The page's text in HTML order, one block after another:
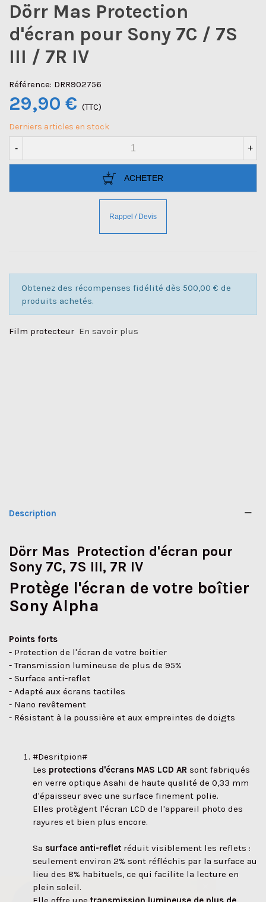
Dörr Mas Protection
d'écran pour Sony 7C / 7S
III / 7R IV
Référence: DRR902756
29,90 € (TTC)
Derniers articles en stock
- +
ACHETER
Obtenez des récompenses fidélité dès 500,00 € de
produits achetés.
Film protecteur En savoir plus
Description
Dörr Mas Protection d'écran pour
Sony 7C, 7S III, 7R IV
Protège l'écran de votre boîtier
Sony Alpha
Points forts
- Protection de l'écran de votre boitier
- Transmission lumineuse de plus de 95%
- Surface anti-reflet
- Adapté aux écrans tactiles
- Nano revêtement
- Résistant à la poussière et aux empreintes de doigts
#Desritpion#
Les protections d'écrans MAS LCD AR sont fabriqués
en verre optique Asahi de haute qualité de 0,33 mm
d'épaisseur avec une surface finement polie.
Elles protègent l'écran LCD de l'appareil photo des
rayures et bien plus encore.
Sa surface anti-reflet réduit visiblement les reflets :
seulement environ 2% sont réfléchis par la surface au
lieu des 8% habituels, ce qui facilite la lecture en
plein soleil.